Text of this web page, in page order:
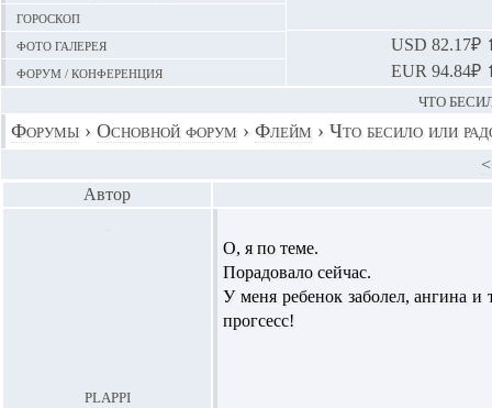
Гороскоп
Фото галерея
Форум / конференция
USD 82.17₽
EUR 94.84₽
ЧТО
Форумы › Основной форум › Флейм › Что бесило или
Автор
plappi
О, я по теме.
Порадовало сейчас.
У меня ребенок заболел, ангина и
прогсесс!